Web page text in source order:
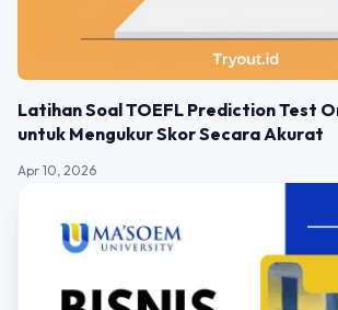
Latihan Soal TOEFL Prediction Test
untuk Mengukur Skor Secara Akurat
Apr 10, 2026